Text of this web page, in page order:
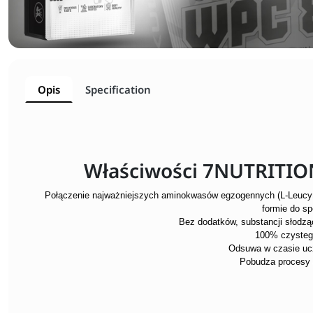
Opis Specification
Właściwości
Połączenie najważniejszych aminokwasów egzogennych (L-
formie do
Bez dodatków, substancji
100%
Odsuwa w czasie
Pobudza